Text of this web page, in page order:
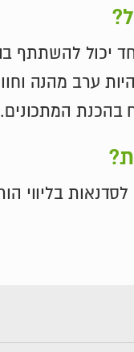
יכול להשתתף
ערב מהנה
בהכנת המתכונים.